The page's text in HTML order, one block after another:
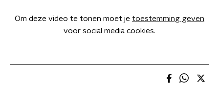
Om deze video te tonen moet je toestemming geven
voor social media cookies.